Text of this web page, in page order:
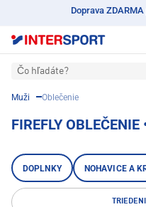
Doprava
Čo hľadáte?
Muži Oblečenie
FIREFLY OBLEČENIE
DOPLNKY NOHAVICE A